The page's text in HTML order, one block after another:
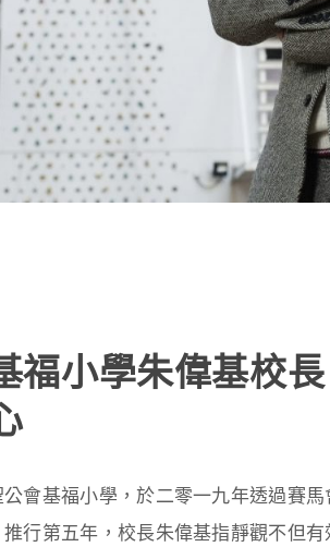
福小學朱偉基校
會基福小學，於二零一九年透過賽
行第五年，校長朱偉基指靜觀不但